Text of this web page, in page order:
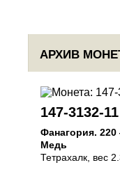
АРХИВ
147-3132-11
Фанагория. 220
Медь
Тетрахалк , вес